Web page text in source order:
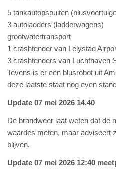
5 tankautopspuiten
3 autoladders (ladderwagens)
grootwatertransport
1 crashtender van Lelystad
3 crashtenders van Luchthaven
Tevens is er een blusrobot uit
deze laatste staat nog even
Update 07 mei 2026 14.40
De brandweer laat weten dat de
waardes meten, maar adviseert
blijven.
Update 07 mei 2026 12:40